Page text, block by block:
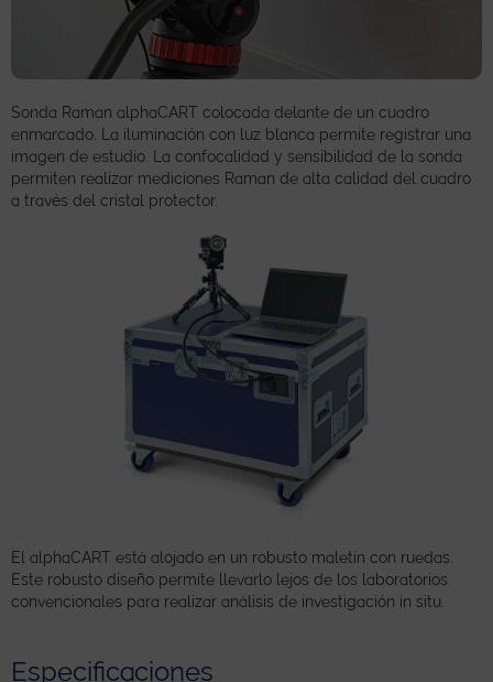
Sonda Raman alphaCART colocada delante de un cuadro
enmarcado. La iluminación con luz blanca permite registrar una
imagen de estudio. La confocalidad y sensibilidad de la sonda
permiten realizar mediciones Raman de alta calidad del cuadro
a través del cristal protector.
El alphaCART está alojado en un robusto maletín con ruedas.
Este robusto diseño permite llevarlo lejos de los laboratorios
convencionales para realizar análisis de investigación in situ.
Especificaciones